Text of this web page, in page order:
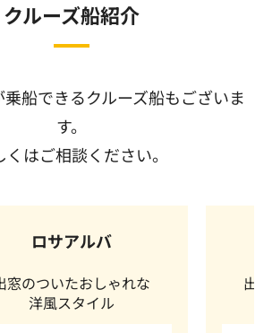
クルーズ船紹介
船できるクルーズ船もございま
す。
くはご相談ください。
オリエンタル
窓のついたおしゃれな
洋風スタイル
和